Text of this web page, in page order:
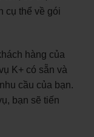
cụ thể về gói
hàng của
K+ có sẵn và
cầu của bạn.
bạn sẽ tiến